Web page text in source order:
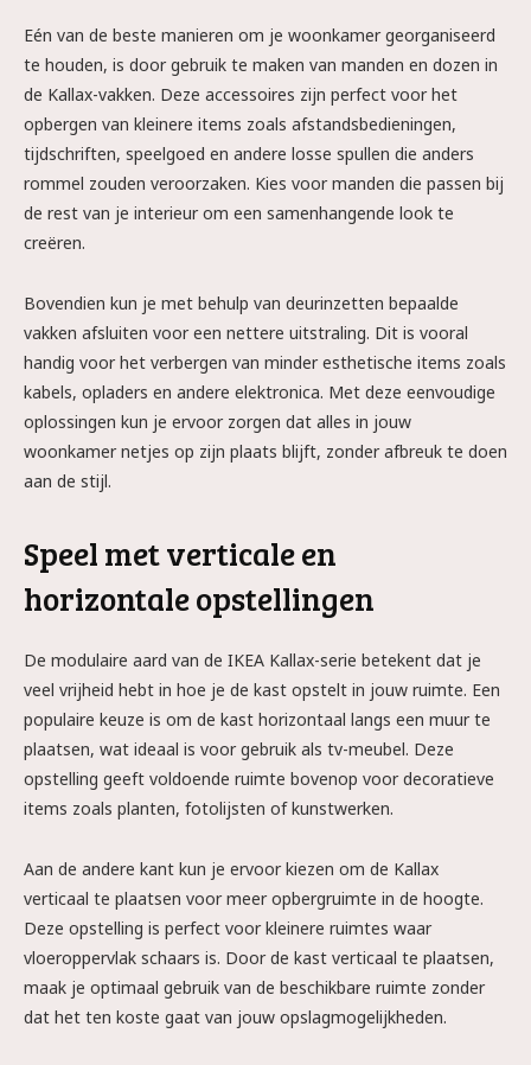
Eén van de beste manieren om je woonkamer georganiseerd
te houden, is door gebruik te maken van manden en dozen in
de Kallax-vakken. Deze accessoires zijn perfect voor het
opbergen van kleinere items zoals afstandsbedieningen,
tijdschriften, speelgoed en andere losse spullen die anders
rommel zouden veroorzaken. Kies voor manden die passen bij
de rest van je interieur om een samenhangende look te
creëren.
Bovendien kun je met behulp van deurinzetten bepaalde
vakken afsluiten voor een nettere uitstraling. Dit is vooral
handig voor het verbergen van minder esthetische items zoals
kabels, opladers en andere elektronica. Met deze eenvoudige
oplossingen kun je ervoor zorgen dat alles in jouw
woonkamer netjes op zijn plaats blijft, zonder afbreuk te doen
aan de stijl.
Speel met verticale en
horizontale opstellingen
De modulaire aard van de IKEA Kallax-serie betekent dat je
veel vrijheid hebt in hoe je de kast opstelt in jouw ruimte. Een
populaire keuze is om de kast horizontaal langs een muur te
plaatsen, wat ideaal is voor gebruik als tv-meubel. Deze
opstelling geeft voldoende ruimte bovenop voor decoratieve
items zoals planten, fotolijsten of kunstwerken.
Aan de andere kant kun je ervoor kiezen om de Kallax
verticaal te plaatsen voor meer opbergruimte in de hoogte.
Deze opstelling is perfect voor kleinere ruimtes waar
vloeroppervlak schaars is. Door de kast verticaal te plaatsen,
maak je optimaal gebruik van de beschikbare ruimte zonder
dat het ten koste gaat van jouw opslagmogelijkheden.